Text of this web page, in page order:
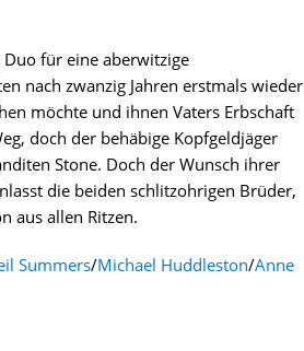
für eine aberwitzige
nach zwanzig Jahren erstmals wieder
möchte und ihnen Vaters Erbschaft
doch der behäbige Kopfgeldjäger
Stone. Doch der Wunsch ihrer
die beiden schlitzohrigen Brüder,
aus allen Ritzen.
Summers/Michael Huddleston/Anne